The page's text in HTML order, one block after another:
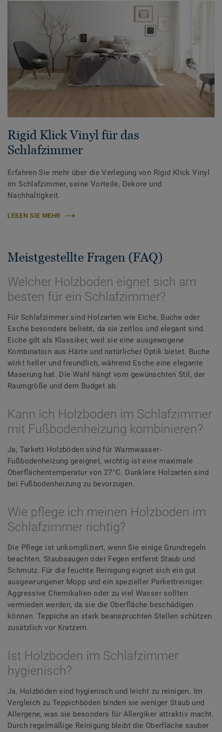
Rigid Klick Vinyl für das
Schlafzimmer
Erfahren Sie mehr über die Verlegung von Rigid Klick Vinyl
im Schlafzimmer, seine Vorteile, Dekore und
Nachhaltigkeit.
LESEN SIE MEHR
Meistgestellte Fragen (FAQ)
Welcher Holzboden eignet sich am
besten für ein Schlafzimmer?
Für Schlafzimmer sind Holzarten wie Eiche, Buche oder
Esche besonders beliebt, da sie zeitlos und elegant sind.
Eiche gilt als Klassiker, weil sie eine ausgewogene
Kombination aus Härte und natürlicher Optik bietet. Buche
wirkt heller und freundlich, während Esche eine elegante
Maserung hat. Die Wahl hängt vom gewünschten Stil, der
Raumgröße und dem Budget ab.
Kann ich Holzboden im Schlafzimmer
mit Fußbodenheizung kombinieren?
Ja, Tarkett Holzböden sind für Warmwasser-
Fußbodenheizung geeignet, wichtig ist eine maximale
Oberflächentemperatur von 27°C. Dunklere Holzarten sind
bei Fußbodenheizung zu bevorzugen.
Wie pflege ich meinen Holzboden im
Schlafzimmer richtig?
Die Pflege ist unkompliziert, wenn Sie einige Grundregeln
beachten. Staubsaugen oder Fegen entfernt Staub und
Schmutz. Für die feuchte Reinigung eignet sich ein gut
ausgewrungener Mopp und ein spezieller Parkettreiniger.
Aggressive Chemikalien oder zu viel Wasser sollten
vermieden werden, da sie die Oberfläche beschädigen
können. Teppiche an stark beanspruchten Stellen schützen
zusätzlich vor Kratzern.
Ist Holzboden im Schlafzimmer
hygienisch?
Ja, Holzböden sind hygienisch und leicht zu reinigen. Im
Vergleich zu Teppichböden binden sie weniger Staub und
Allergene, was sie besonders für Allergiker attraktiv macht.
Durch regelmäßige Reinigung bleibt die Oberfläche sauber